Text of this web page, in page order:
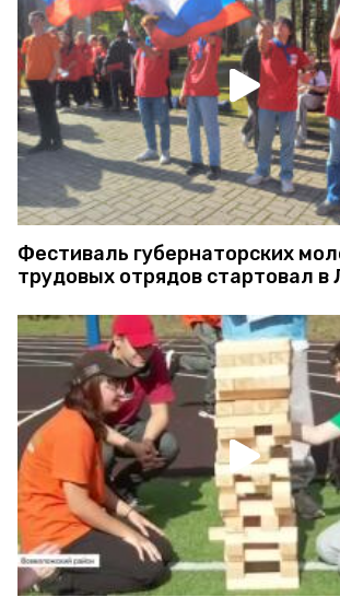
Фестиваль губернаторских
трудовых отрядов стартовал в